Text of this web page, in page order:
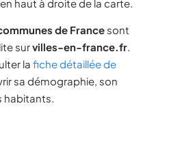
haut à droite de la carte.
de France sont
survilles-en-france.fr.
la fiche détaillée de
sa démographie, son
habitants.